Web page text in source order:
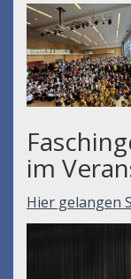
im
Hier gelangen